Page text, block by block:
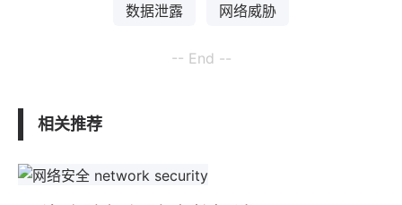
数据泄露 网络威胁
-- End --
相关推荐